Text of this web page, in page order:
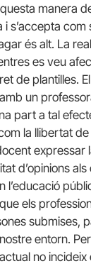
manera
s’accepta com
és alt. La
es veu
de plantilles.
un
part a tal
la llibertat
expressar
d’opinions
l’educació
els
submises,
entorn.
no incideix